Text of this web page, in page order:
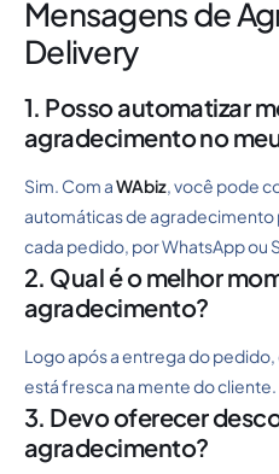
Mensagens de
Delivery
1. Posso automatizar
agradecimento no
Sim. Com aWAbiz, você pode
automáticas de agradecimento
cada pedido, por WhatsApp ou
2. Qual é o melhor
agradecimento?
Logo após a entrega do
está fresca na mente do cliente.
3. Devo oferecer
agradecimento?